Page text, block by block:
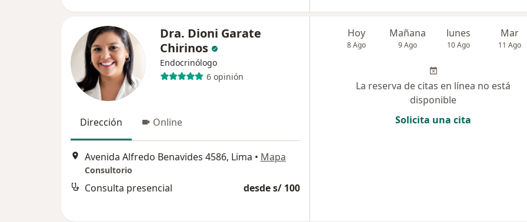
Dra. Dioni Garate
Chirinos
Endocrinólogo
6 opinión
Dirección Online
Avenida Alfredo Benavides 4586, Lima • Mapa
Consultorio
Consulta presencial desde s/ 100
Hoy
8 Ago
Mañana
9 Ago
lunes
10 Ago
Mar
11 Ago
La reserva de citas en línea no está
disponible
Solicita una cita